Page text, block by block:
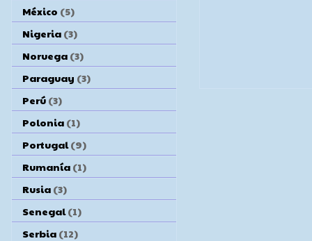
México (5)
Nigeria (3)
Noruega (3)
Paraguay (3)
Perú (3)
Polonia (1)
Portugal (9)
Rumanía (1)
Rusia (3)
Senegal (1)
Serbia (12)